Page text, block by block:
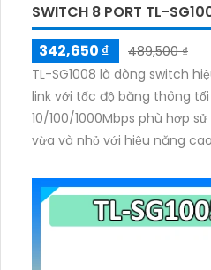
SWITCH 8 PORT TL-
342,650 ₫
489,500 ₫
TL-SG1008 là dòng switch
link với tốc độ băng thông
10/100/1000Mbps phù hợp
vừa và nhỏ với hiệu năng